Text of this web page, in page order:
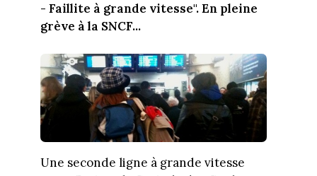
- Faillite à grande vitesse". En pleine
grève à la SNCF...
Une seconde ligne à grande vitesse